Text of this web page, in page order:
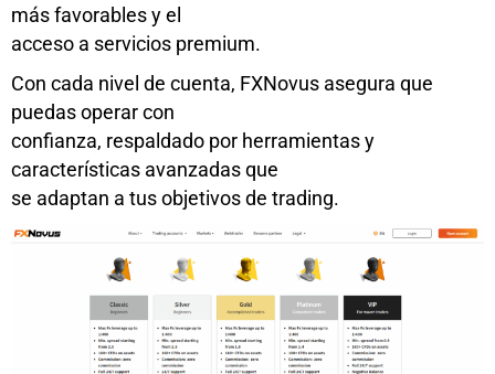
más favorables y el
acceso a servicios premium.
Con cada nivel de cuenta, FXNovus asegura que
puedas operar con
confianza, respaldado por herramientas y
características avanzadas que
se adaptan a tus objetivos de trading.